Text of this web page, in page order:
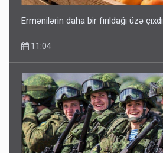
Ermənilərin daha bir fırıldağı üzə çıxdı
11:04